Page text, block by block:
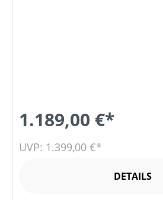
1.189,00 €*
UVP: 1.399,00 €*
DETAILS